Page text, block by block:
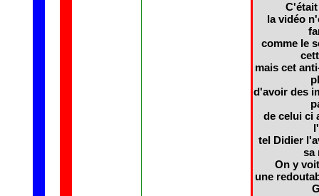
C'était
la vidéo
comme le
mais cet
d'avoir des
de celui ci
tel Didier
sa
On y
une